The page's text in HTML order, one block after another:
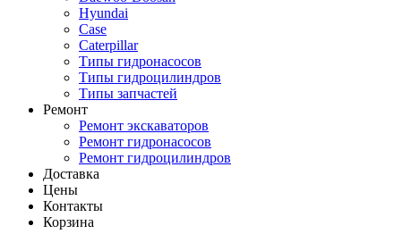
Hyundai
Case
Caterpillar
Типы гидронасосов
Типы гидроцилиндров
Типы запчастей
Ремонт
Ремонт экскаваторов
Ремонт гидронасосов
Ремонт гидроцилиндров
Доставка
Цены
Контакты
Корзина